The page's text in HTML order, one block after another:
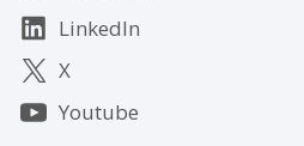
LinkedIn
X
Youtube